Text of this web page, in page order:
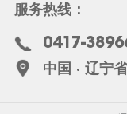
服务热线：
0417-
中国 · 辽宁